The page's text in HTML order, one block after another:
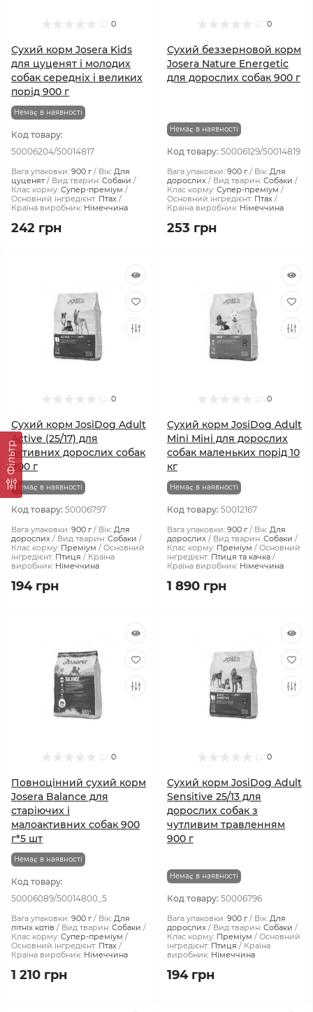
Фiльтр
0
Сухий корм Josera Kids
для цуценят і молодих
собак середніх і великих
порід 900 г
Немає в наявності
Код товару:
50006204/50014817
Вага упаковки: 900 г Вік: Для
цуценят
Вид тварин: Собаки
Клас корму: Супер-преміум
Основний інгредієнт: Птах
Країна виробник: Німеччина
242 грн
0
Сухий беззерновой корм
Josera Nature Energetic
для дорослих собак 900 г
Немає в наявності
Код товару: 50006129/50014819
Вага упаковки: 900 г Вік: Для
дорослих
Вид тварин: Собаки
Клас корму: Супер-преміум
Основний інгредієнт: Птах
Країна виробник: Німеччина
253 грн
0
Сухий корм JosiDog Adult
Active (25/17) для
активних дорослих собак
900 г
Немає в наявності
Код товару: 50006797
Вага упаковки: 900 г Вік: Для
дорослих
Вид тварин: Собаки
Клас корму: Преміум
Основний
інгредієнт: Птиця
Країна
виробник: Німеччина
194 грн
0
Сухий корм JosiDog Adult
Mini Міні для дорослих
собак маленьких порід 10
кг
Немає в наявності
Код товару: 50012167
Вага упаковки: 900 г Вік: Для
дорослих
Вид тварин: Собаки
Клас корму: Преміум
Основний
інгредієнт: Птиця та качка
Країна виробник: Німеччина
1 890 грн
0
Повноцінний сухий корм
Josera Balance для
старіючих і
малоактивних собак 900
г*5 шт
Немає в наявності
Код товару:
50006089/50014800_5
Вага упаковки: 900 г Вік: Для
літніх котів
Вид тварин: Собаки
Клас корму: Супер-преміум
Основний інгредієнт: Птах
Країна виробник: Німеччина
1 210 грн
0
Сухий корм JosiDog Adult
Sensitive 25/13 для
дорослих собак з
чутливим травленням
900 г
Немає в наявності
Код товару: 50006796
Вага упаковки: 900 г Вік: Для
дорослих
Вид тварин: Собаки
Клас корму: Преміум
Основний
інгредієнт: Птиця
Країна
виробник: Німеччина
194 грн